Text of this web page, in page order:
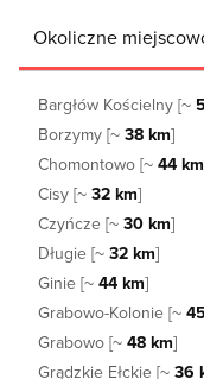
Okoliczne
Bargłów Kościelny [~
Borzymy [~ 38 km]
Chomontowo [~ 44 km
Cisy [~ 32 km]
Czyńcze [~ 30 km]
Długie [~ 32 km]
Ginie [~ 44 km]
Grabowo-Kolonie [~
Grabowo [~ 48 km]
Grądzkie Ełckie [~ 36